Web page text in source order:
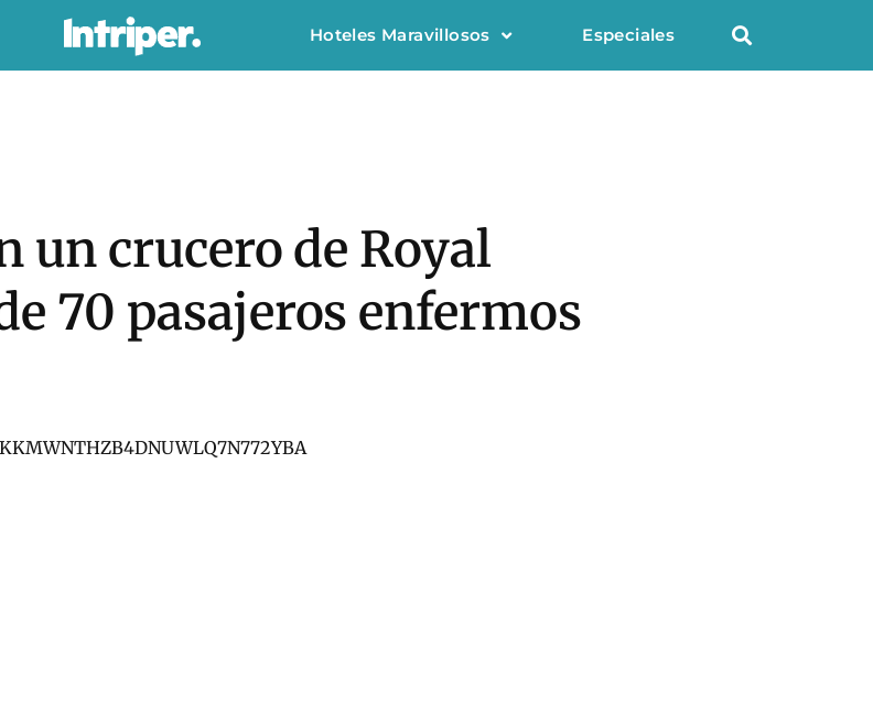
Hoteles Maravillosos Especiales
un crucero de Royal
70 pasajeros enfermos